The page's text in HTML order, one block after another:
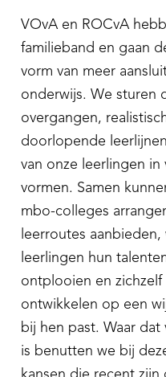
VOvA en ROCvA
familieband en gaan
vorm van meer
onderwijs. We sturen
overgangen,
doorlopende
van onze leerlingen in
vormen. Samen
mbo-colleges
leerroutes
leerlingen hun
ontplooien en zichzelf
ontwikkelen op een
bij hen past. Waar dat
is benutten we bij